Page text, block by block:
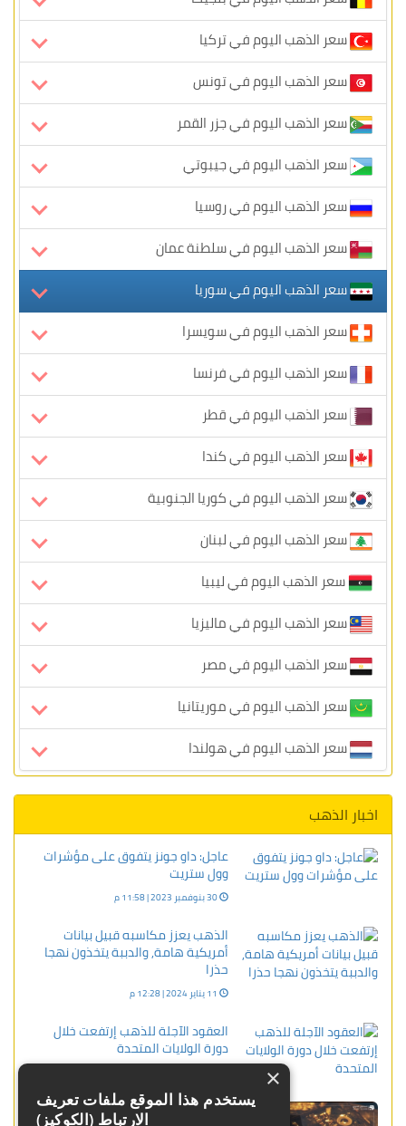
سعر الذهب اليوم في تركيا
سعر الذهب اليوم في تونس
سعر الذهب اليوم في جزر القمر
سعر الذهب اليوم في جيبوتي
سعر الذهب اليوم في روسيا
سعر الذهب اليوم في سلطنة عمان
سعر الذهب اليوم في سوريا
سعر الذهب اليوم في سويسرا
سعر الذهب اليوم في فرنسا
سعر الذهب اليوم في قطر
سعر الذهب اليوم في كندا
سعر الذهب اليوم في كوريا الجنوبية
سعر الذهب اليوم في لبنان
سعر الذهب اليوم في ليبيا
سعر الذهب اليوم في ماليزيا
سعر الذهب اليوم في مصر
سعر الذهب اليوم في موريتانيا
سعر الذهب اليوم في هولندا
اخبار الذهب
عاجل: داو جونز يتفوق على مؤشرات
وول ستريت
الذهب يعزز مكاسبه قبيل بيانات
أمريكية هامة, والدببة يتخذون نهجا
حذرا
العقود الآجلة للذهب إرتفعت خلال
دورة الولايات المتحدة
نزيف خسائر أسعار الذهب يستمر
×
يستخدم هذا الموقع ملفات تعريف
الارتباط (الكوكيز)